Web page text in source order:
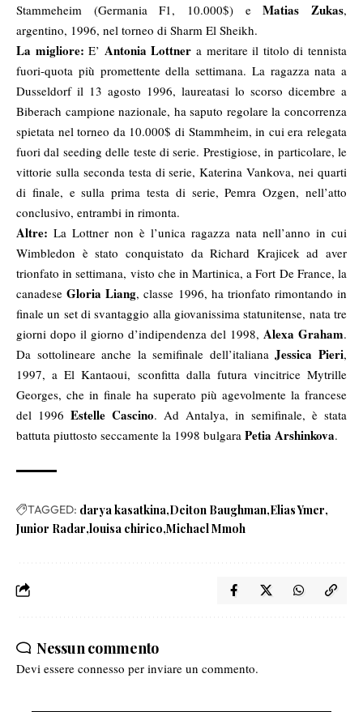
Stammeheim (Germania F1, 10.000$) eMatias Zukas,
argentino, 1996, nel torneo di Sharm El Sheikh.
La migliore:E’ Antonia Lottner a meritare il titolo di tennista
fuori-quota più promettente della settimana. La ragazza nata a
Dusseldorf il 13 agosto 1996, laureatasi lo scorso dicembre a
Biberach campione nazionale, ha saputo regolare la concorrenza
spietata nel torneo da 10.000$ di Stammheim, in cui era relegata
fuori dal seeding delle teste di serie. Prestigiose, in particolare, le
vittorie sulla seconda testa di serie, Katerina Vankova, nei quarti
di finale, e sulla prima testa di serie, Pemra Ozgen, nell’atto
conclusivo, entrambi in rimonta.
Altre: La Lottner non è l’unica ragazza nata nell’anno in cui
Wimbledon è stato conquistato da Richard Krajicek ad aver
trionfato in settimana, visto che in Martinica, a Fort De France, la
canadeseGloria Liang, classe 1996, ha trionfato rimontando in
finale un set di svantaggio alla giovanissima statunitense, nata tre
giorni dopo il giorno d’indipendenza del 1998, Alexa Graham.
Da sottolineare anche la semifinale dell’italianaJessica Pieri,
1997, a El Kantaoui, sconfitta dalla futura vincitrice Mytrille
Georges, che in finale ha superato più agevolmente la francese
del 1996 Estelle Cascino. Ad Antalya, in semifinale, è stata
battuta piuttosto seccamente la 1998 bulgara Petia Arshinkova.
TAGGED: darya kasatkina Deiton Baughman Elias Ymer
Junior Radar louisa chirico Michael Mmoh
Nessun commento
Devi essere connesso per inviare un commento.